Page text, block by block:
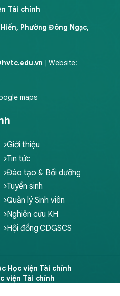
Giới thiệu
Tin tức
Đào tạo & Bồi dưỡng
Tuyển sinh
Quản lý Sinh viên
Nghiên cứu KH
Hội đồng CDGSCS
Tài chính
Phường Đông Ngạc,
| Website:
maps
Học viện Tài chính
viện Tài chính